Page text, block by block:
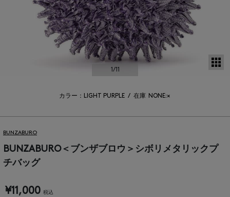
1/11
カラー：LIGHT PURPLE / 在庫 NONE:×
BUNZABURO
BUNZABURO＜ブンザブロウ＞シボリメタリックプ
チバッグ
¥11,000 税込